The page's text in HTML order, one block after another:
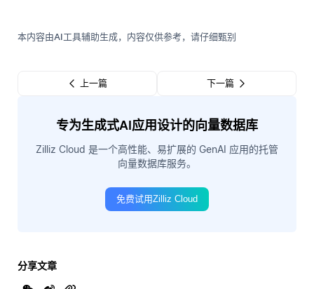
本内容由AI工具辅助生成，内容仅供参考，请仔细甄别
上一篇 下一篇
专为生成式AI应用设计的向量数据库
Zilliz Cloud 是一个高性能、易扩展的 GenAI 应用的托管
向量数据库服务。
免费试用Zilliz Cloud
分享文章